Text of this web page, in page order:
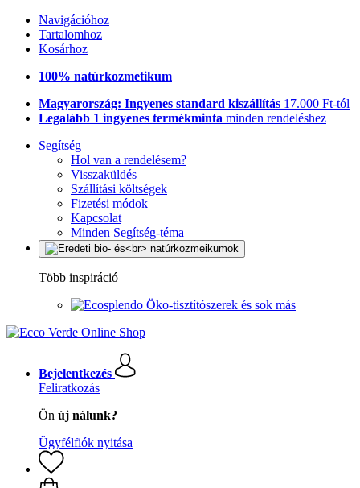
Navigációhoz
Tartalomhoz
Kosárhoz
100% natúrkozmetikum
Magyarország: Ingyenes standard kiszállítás 17.000 Ft-tól
Legalább 1 ingyenes termékminta minden rendeléshez
Segítség
Hol van a rendelésem?
Visszaküldés
Szállítási költségek
Fizetési módok
Kapcsolat
Minden Segítség-téma
Több inspiráció
Öko-tisztítószerek és sok más
Bejelentkezés
Feliratkozás
Ön új nálunk?
Ügyfélfiók nyitása